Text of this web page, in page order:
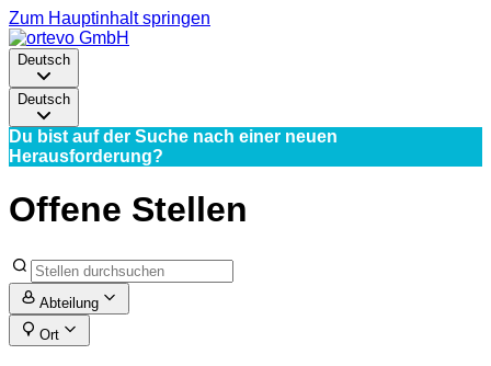
Zum Hauptinhalt springen
Deutsch
Deutsch
Du bist auf der Suche nach einer neuen
Herausforderung?
Offene Stellen
Abteilung
Ort